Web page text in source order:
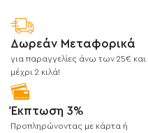
Δωρεάν Μεταφορικά
για παραγγελίες άνω των 25€ και
μέχρι 2 κιλά!
Έκπτωση 3%
Προπληρώνοντας με κάρτα ή